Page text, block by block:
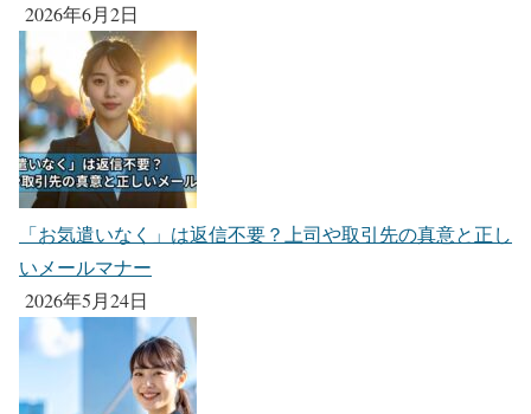
2026年6月2日
「お気遣いなく」は返信不要？上司や取引先の真意と正し
いメールマナー
2026年5月24日